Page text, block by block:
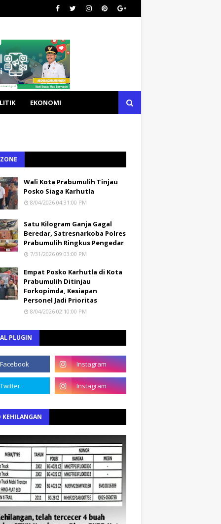
EKONOMI
Wali Kota Prabumulih Tinjau
Posko Siaga Karhutla
8/04/2026 04:31:00 PM
Satu Kilogram Ganja Gagal
Beredar, Satresnarkoba Polres
Prabumulih Ringkus Pengedar
7/31/2026 09:03:00 PM
Empat Posko Karhutla di Kota
Prabumulih Ditinjau
Forkopimda, Kesiapan
Personel Jadi Prioritas
8/04/2026 02:10:00 PM
PLUGIN
KEHILANGAN